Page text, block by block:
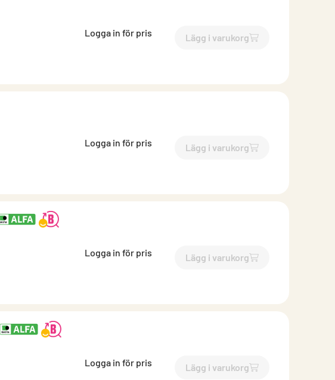
Logga in för pris Lägg i varukorg
`$Lägg till
Logga in för pris Lägg i varukorg
`$Lägg till
Logga in för pris Lägg i varukorg
`$Lägg till
Logga in för pris Lägg i varukorg
`$Lägg till